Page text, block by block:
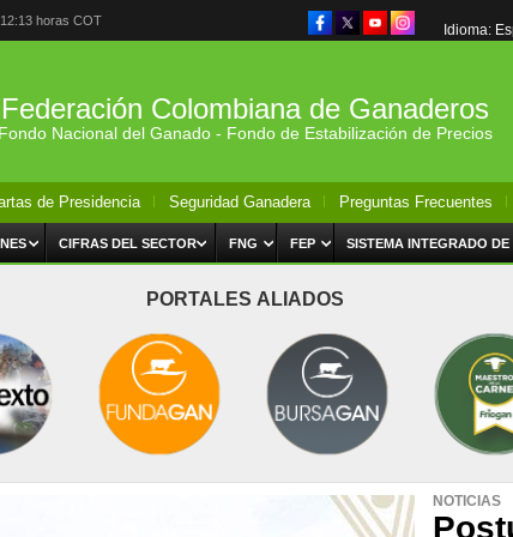
horas COT
Idioma:
Federación Colombiana de Ganaderos
Fondo Nacional del Ganado - Fondo de Estabilización de Precios
de Presidencia Seguridad Ganadera Preguntas Frecuentes
CIFRAS DEL SECTOR FNG FEP SISTEMA INTEGRADO DE
PORTALES ALIADOS
NOTICIAS